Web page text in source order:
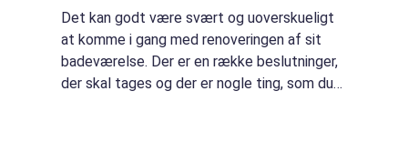
Det kan godt være svært og uoverskueligt
at komme i gang med renoveringen af sit
badeværelse. Der er en række beslutninger,
der skal tages og der er nogle ting, som du